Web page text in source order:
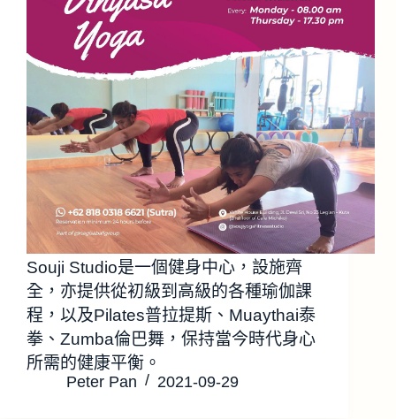
Souji Studio是一個健身中心，設施齊
全，亦提供從初級到高級的各種瑜伽課
程，以及Pilates普拉提斯、Muaythai泰
拳、Zumba倫巴舞，保持當今時代身心
所需的健康平衡。
Peter Pan 2021-09-29